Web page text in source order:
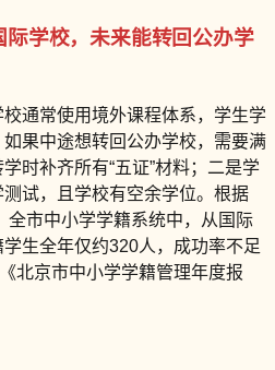
学校，未来能转回公办学
通常使用境外课程体系，学生学
果中途想转回公办学校，需要满
时补齐所有“五证”材料；二是学
试，且学校有空余学位。根据
全市中小学学籍系统中，从国际
生全年仅约320人，成功率不足
北京市中小学学籍管理年度报